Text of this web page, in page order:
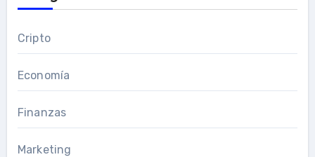
Cripto
Economía
Finanzas
Marketing